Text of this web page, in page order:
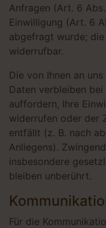
Anfragen (Art. 6
Einwilligung (Art. 6
abgefragt wurde;
widerrufbar.
Die von Ihnen an
Daten verbleiben bei
auffordern, Ihre
widerrufen oder der
entfällt (z. B. nach
Anliegens).
insbesondere
bleiben unberührt.
Für die